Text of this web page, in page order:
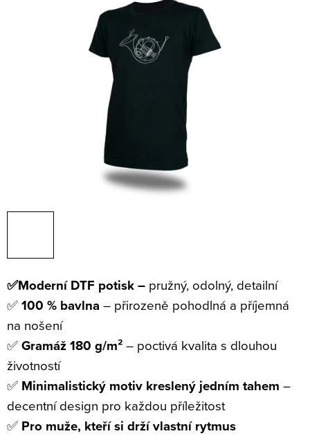
✅Moderní DTF potisk – pružný, odolný, detailní
✅100 % bavlna – přirozeně pohodlná a příjemná
na nošení
✅Gramáž 180 g/m²– poctivá kvalita s dlouhou
životností
✅ Minimalistický motiv kreslený jedním tahem –
decentní design pro každou příležitost
✅ Pro muže, kteří si drží vlastní rytmus